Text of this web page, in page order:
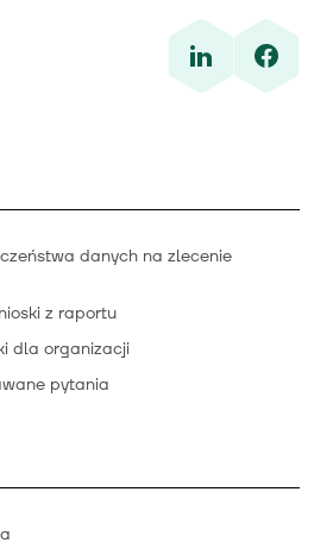
danych na zlecenie
z raportu
dla organizacji
pytania